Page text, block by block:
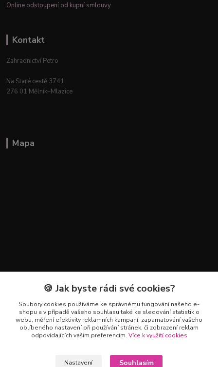
Online odstoupení od kupní smlouvy
Kontakt
Zahradnictví Petro
Na Staré cestě 3741
276 01 Mělník–Mlazice
Mapa
Kontakty
+420 602 223 614
info@zahradnictvipetro.cz
🍪 Jak byste rádi své cookies?
Soubory cookies používáme ke správnému fungování našeho e-
shopu a v případě vašeho souhlasu také ke sledování statistik o
webu, měření efektivity reklamních kampaní, zapamatování vašeho
oblíbeného nastavení při používání stránek, či zobrazení reklam
odpovídajících vašim preferencím. Více k využití cookies
Nastavení Souhlasím